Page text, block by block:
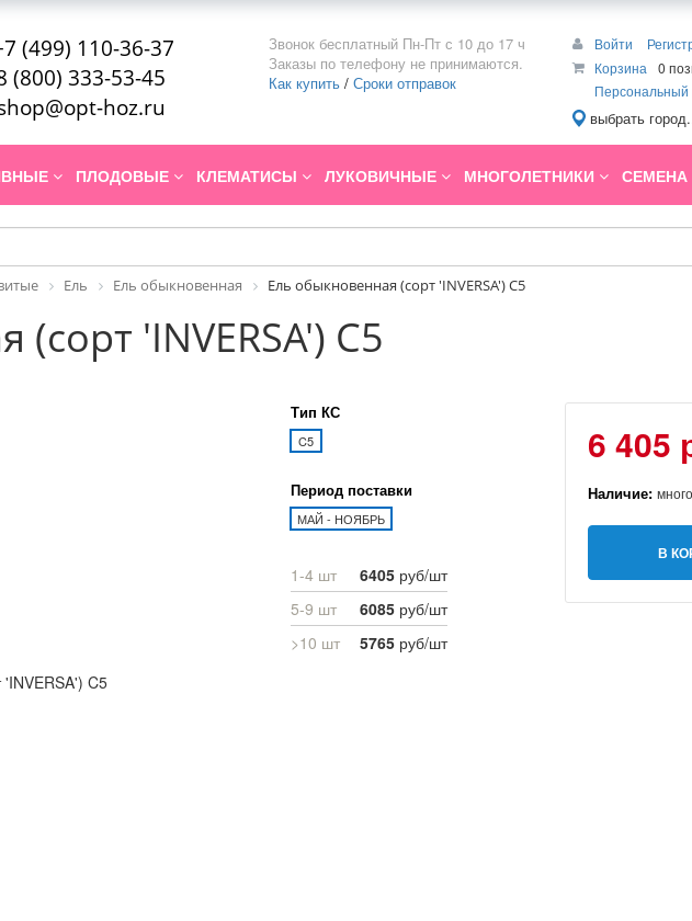
(499) 110-36-37
(800) 333-53-45
hoz.ru
Звонок бесплатный Пн-Пт с 10 до 17 ч
Заказы по телефону не принимаются.
Как купить / Сроки отправок
Войти
Корзина
0
Персональный
выбрать
ПЛОДОВЫЕ КЛЕМАТИСЫ ЛУКОВИЧНЫЕ МНОГОЛЕТНИКИ СЕМЕНА
Ель Ель обыкновенная Ель обыкновенная (сорт 'INVERSA') C5
'INVERSA') C5
Тип КС
C5
Период поставки
МАЙ - НОЯБРЬ
1-4 шт 6405 руб/шт
5-9 шт
6085 руб/шт
>10 шт
5765 руб/шт
6 405
Наличие: много
В